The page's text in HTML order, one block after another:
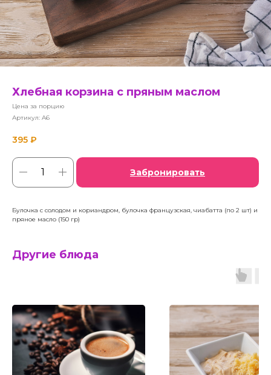
Хлебная корзина с пряным маслом
Цена за порцию
Артикул: A6
395 ₽
Забронировать
Булочка с солодом и кориандром, булочка французская, чиабатта (по 2 шт) и
пряное масло (150 гр)
Другие блюда